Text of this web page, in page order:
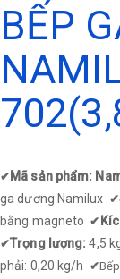
BẾP
✔ Mã sản phẩm:
ga dương Namilux ✔
bằng magneto ✔
✔Trọng lượng:4,5
phải: 0,20 kg/h ✔